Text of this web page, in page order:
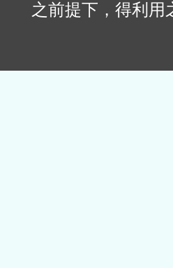
之前提下，得利用